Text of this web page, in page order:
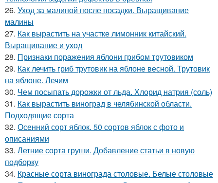
26. Уход за малиной после посадки. Выращивание
малины
27. Как вырастить на участке лимонник китайский.
Выращивание и уход
28. Признаки поражения яблони грибом трутовиком
29. Как лечить гриб трутовик на яблоне весной. Трутовик
на яблоне. Лечим
30. Чем посыпать дорожки от льда. Хлорид натрия (соль)
31. Как вырастить виноград в челябинской области.
Подходящие сорта
32. Осенний сорт яблок. 50 сортов яблок с фото и
описаниями
33. Летние сорта груши. Добавление статьи в новую
подборку
34. Красные сорта винограда столовые. Белые столовые